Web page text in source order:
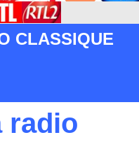
CLASSIQUE
radio